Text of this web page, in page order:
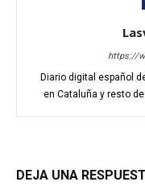
https://
Diario digital español
en Cataluña y resto
DEJA UNA